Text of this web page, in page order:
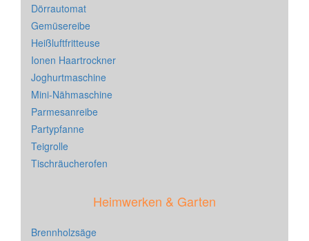
Dörrautomat
Gemüsereibe
Heißluftfritteuse
Ionen Haartrockner
Joghurtmaschine
Mini-Nähmaschine
Parmesanreibe
Partypfanne
Teigrolle
Tischräucherofen
Heimwerken & Garten
Brennholzsäge